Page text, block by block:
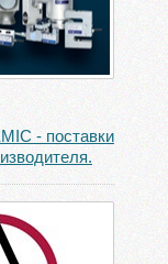
- поставки